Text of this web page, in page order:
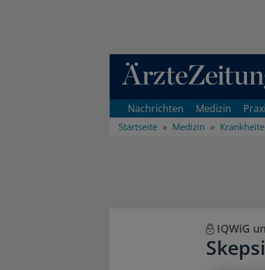
Direkt zum Inhaltsbereich
Nachrichten Medizin
Startseite Medizin
IQWiG